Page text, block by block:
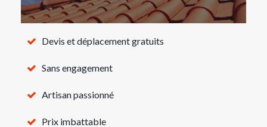
Devis et déplacement gratuits
Sans engagement
Artisan passionné
Prix imbattable